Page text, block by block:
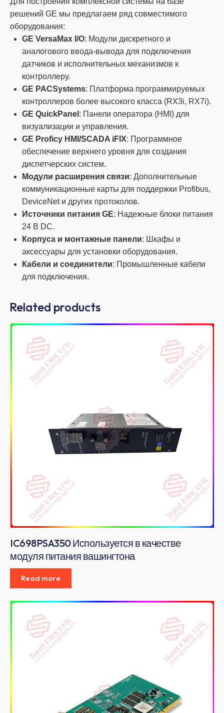
решений GE мы предлагаем ряд совместимого
оборудования:
GE VersaMax I/O: Модули дискретного и
аналогового ввода-вывода для подключения
датчиков и исполнительных механизмов к
контроллеру.
GE PACSystems: Платформа программируемых
контроллеров более высокого класса (RX3i, RX7i).
GE QuickPanel : Панели оператора (HMI) для
визуализации и управления.
GE Proficy HMI/SCADA iFIX: Программное
обеспечение верхнего уровня для создания
диспетчерских систем.
Модули расширения связи: Дополнительные
коммуникационные карты для поддержки Profibus,
DeviceNet и других протоколов.
Источники питания GE: Надежные блоки питания
24 В DC.
Корпуса и монтажные панели: Шкафы и
аксессуары для установки оборудования.
Кабели и соединители: Промышленные кабели
для подключения.
Related products
IC698PSA350 Используется в качестве
модуля питания вашингтона
Read more